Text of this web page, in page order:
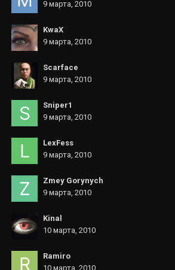
9 марта, 2010
KwaX
9 марта, 2010
Scarface
9 марта, 2010
Sniper1
9 марта, 2010
LexFess
9 марта, 2010
Zmey Gorynych
9 марта, 2010
Kinal
10 марта, 2010
Ramiro
10 марта, 2010